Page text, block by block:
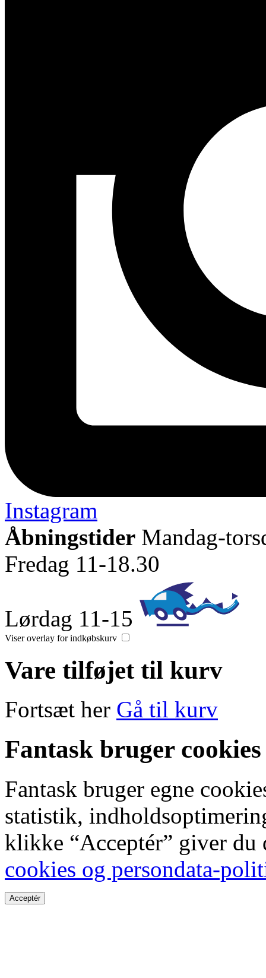
Instagram
Åbningstider Mandag-
Fredag 11-18.30
Lørdag 11-15
Viser overlay for indkøbskurv
Vare tilføjet til kurv
Fortsæt her Gå til kurv
Fantask bruger cookies
Fantask bruger egne
statistik,
klikke “Acceptér” giver
cookies og persondata-
Acceptér